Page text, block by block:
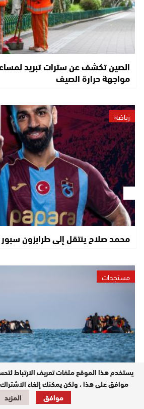
الصين تكشف عن سترات تبريد
مواجهة حرارة الصيف
رياضة
محمد صلاح ينتقل إلى طرابزون سبور
مستجدات
لا يمكن لقاض إسباني تقويض
يستخدم هذا الموقع ملفات تعريف الارتباط
موافق على هذا ، ولكن يمكنك إلغاء
موافق
المزيد